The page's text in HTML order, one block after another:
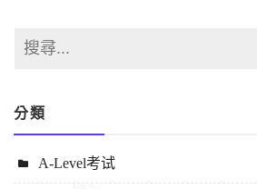
分類
A-Level考试